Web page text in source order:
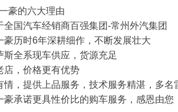
豪的六大理由
全国汽车经销商百强集团-常州外汽集团
豪历时6年深耕细作，不断发展壮大
全系现车供应，货源充足
店，价格更有优势
情，提供上品服务，技术服务精湛，多
豪承诺更具性价比的购车服务，感恩由您